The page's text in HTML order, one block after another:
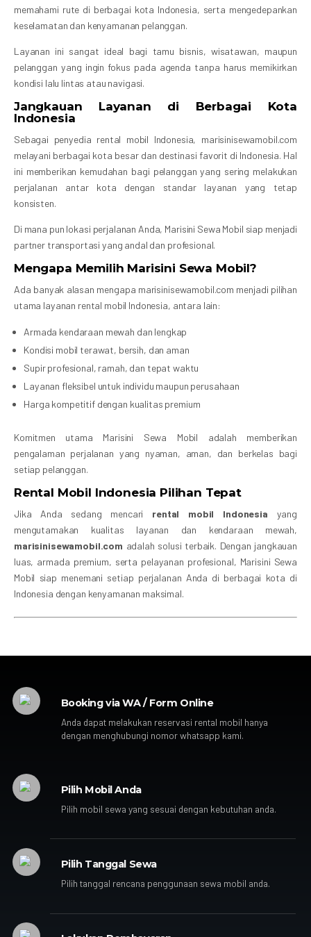
memahami rute di berbagai kota Indonesia, serta mengedepankan
keselamatan dan kenyamanan pelanggan.
Layanan ini sangat ideal bagi tamu bisnis, wisatawan, maupun
pelanggan yang ingin fokus pada agenda tanpa harus memikirkan
kondisi lalu lintas atau navigasi.
Jangkauan Layanan di Berbagai Kota
Indonesia
Sebagai penyedia rental mobil Indonesia, marisinisewamobil.com
melayani berbagai kota besar dan destinasi favorit di Indonesia. Hal
ini memberikan kemudahan bagi pelanggan yang sering melakukan
perjalanan antar kota dengan standar layanan yang tetap
konsisten.
Di mana pun lokasi perjalanan Anda, Marisini Sewa Mobil siap menjadi
partner transportasi yang andal dan profesional.
Mengapa Memilih Marisini Sewa Mobil?
Ada banyak alasan mengapa marisinisewamobil.com menjadi pilihan
utama layanan rental mobil Indonesia, antara lain:
Armada kendaraan mewah dan lengkap
Kondisi mobil terawat, bersih, dan aman
Supir profesional, ramah, dan tepat waktu
Layanan fleksibel untuk individu maupun perusahaan
Harga kompetitif dengan kualitas premium
Komitmen utama Marisini Sewa Mobil adalah memberikan
pengalaman perjalanan yang nyaman, aman, dan berkelas bagi
setiap pelanggan.
Rental Mobil Indonesia Pilihan Tepat
Jika Anda sedang mencari rental mobil Indonesia yang
mengutamakan kualitas layanan dan kendaraan mewah,
marisinisewamobil.com adalah solusi terbaik. Dengan jangkauan
luas, armada premium, serta pelayanan profesional, Marisini Sewa
Mobil siap menemani setiap perjalanan Anda di berbagai kota di
Indonesia dengan kenyamanan maksimal.
Booking via WA / Form Online
Anda dapat melakukan reservasi rental mobil hanya
dengan menghubungi nomor whatsapp kami.
Pilih Mobil Anda
Pilih mobil sewa yang sesuai dengan kebutuhan anda.
Pilih Tanggal Sewa
Pilih tanggal rencana penggunaan sewa mobil anda.